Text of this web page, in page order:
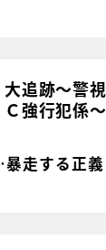
大追跡～警
Ｃ強行犯係
走する正義